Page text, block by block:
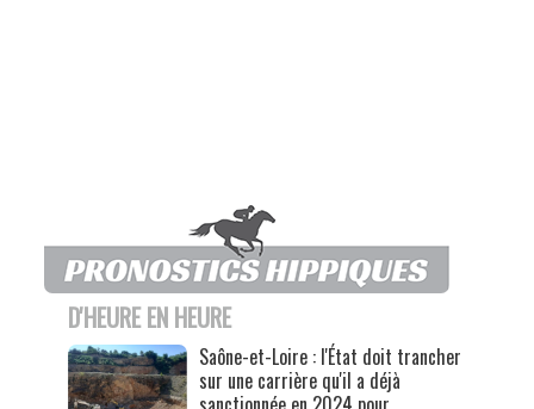
D'HEURE EN HEURE
Saône-et-Loire : l'État doit trancher
sur une carrière qu'il a déjà